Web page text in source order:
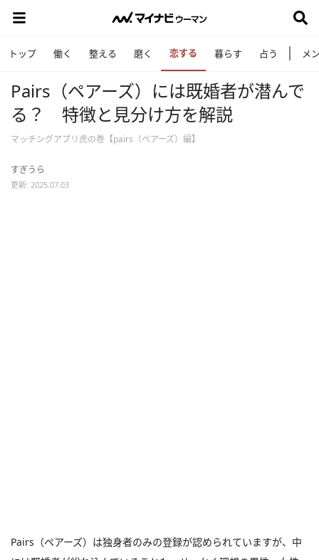
トップ 働く 整える 磨く 恋する 暮らす 占う メ
Pairs（ペアーズ）には既婚者が潜んで
る？ 特徴と見分け方を解説
マッチングアプリ虎の巻【pairs（ペアーズ）編】
すぎうら
更新: 2025.07.03
Pairs（ペアーズ）は独身者のみの登録が認められていますが、中